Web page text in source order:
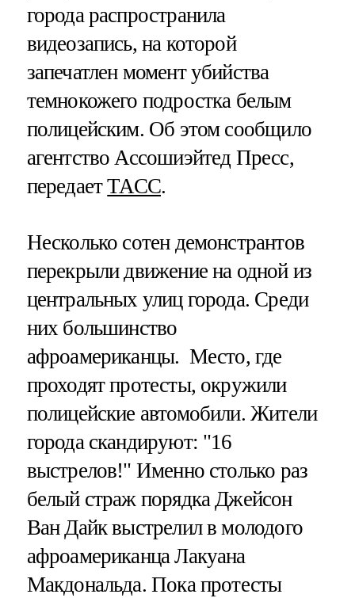
города распространила
видеозапись, на которой
запечатлен момент убийства
темнокожего подростка белым
полицейским. Об этом сообщило
агентство Ассошиэйтед Пресс,
передаетТАСС.
Несколько сотен демонстрантов
перекрыли движение на одной из
центральных улиц города. Среди
них большинство
афроамериканцы. Место, где
проходят протесты, окружили
полицейские автомобили. Жители
города скандируют: "16
выстрелов!" Именно столько раз
белый страж порядка Джейсон
Ван Дайк выстрелил в молодого
афроамериканца Лакуана
Макдональда. Пока протесты